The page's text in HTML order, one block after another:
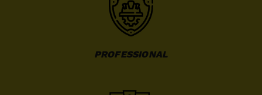
PROFESSIONAL